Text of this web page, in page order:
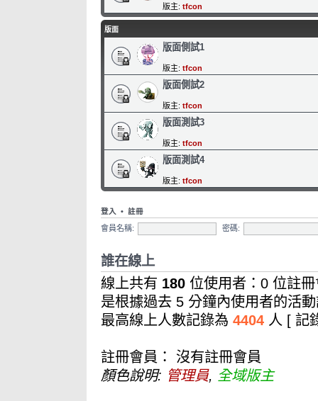
版主: tfcon
版面
版面側試1
版主: tfcon
版面側試2
版主: tfcon
版面測試3
版主: tfcon
版面測試4
版主: tfcon
登入 • 註冊
會員名稱:
密碼:
誰在線上
線上共有 180 位使用者：0 位註
是根據過去 5 分鐘內使用者的活
最高線上人數記錄為 4404 人 [ 記
註冊會員： 沒有註冊會員
顏色說明: 管理員, 全域版主